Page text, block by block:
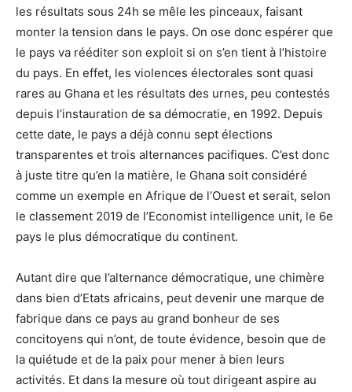
les résultats sous 24h se mêle les pinceaux, faisant
monter la tension dans le pays. On ose donc espérer que
le pays va rééditer son exploit si on s’en tient à l’histoire
du pays. En effet, les violences électorales sont quasi
rares au Ghana et les résultats des urnes, peu contestés
depuis l’instauration de sa démocratie, en 1992. Depuis
cette date, le pays a déjà connu sept élections
transparentes et trois alternances pacifiques. C’est donc
à juste titre qu’en la matière, le Ghana soit considéré
comme un exemple en Afrique de l’Ouest et serait, selon
le classement 2019 de l’Economist intelligence unit, le 6e
pays le plus démocratique du continent.
Autant dire que l’alternance démocratique, une chimère
dans bien d’Etats africains, peut devenir une marque de
fabrique dans ce pays au grand bonheur de ses
concitoyens qui n’ont, de toute évidence, besoin que de
la quiétude et de la paix pour mener à bien leurs
activités. Et dans la mesure où tout dirigeant aspire au